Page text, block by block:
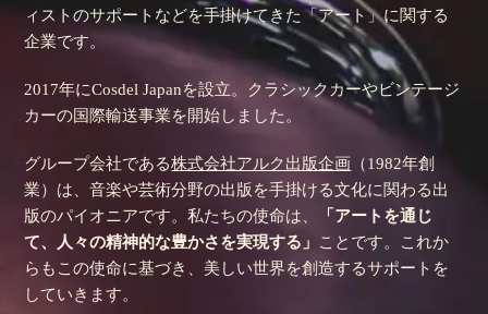
ィストのサポートなどを手掛けてきた「アート」に関する
企業です。
2017年にCosdel Japanを設立。クラシックカーやビンテージ
カーの国際輸送事業を開始しました。
グループ会社である株式会社アルク出版企画 （1982年創
業）は、音楽や芸術分野の出版を手掛ける文化に関わる出
版のパイオニアです。私たちの使命は、
「アートを通じ
て、人々の精神的な豊かさを実現する」 ことです。これか
らもこの使命に基づき、美しい世界を創造するサポートを
していきます。